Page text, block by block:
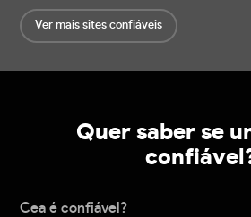
Ver mais sites confiáveis
Quer saber se
Cea é confiável?